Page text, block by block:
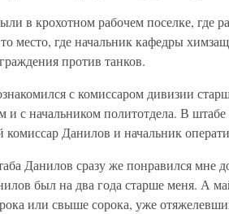
в крохотном рабочем поселке, где
место, где начальник кафедры
против танков.
с комиссаром дивизии
и с начальником политотдела. В
комиссар Данилов и начальник
Данилов сразу же понравился мне
был на два года старше меня. А
или свыше сорока, уже